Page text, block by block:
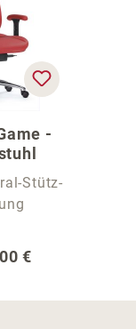
-
Stütz-
Preis:
€